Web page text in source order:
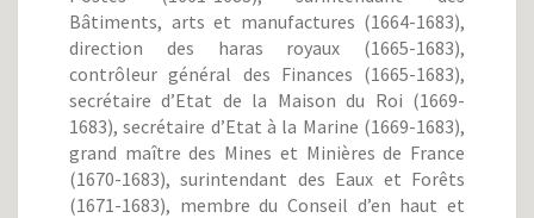
Bâtiments, arts et manufactures (1664-1683),
direction des haras royaux (1665-1683),
contrôleur général des Finances (1665-1683),
secrétaire d’Etat de la Maison du Roi (1669-
1683), secrétaire d’Etat à la Marine (1669-1683),
grand maître des Mines et Minières de France
(1670-1683), surintendant des Eaux et Forêts
(1671-1683), membre du Conseil d’en haut et